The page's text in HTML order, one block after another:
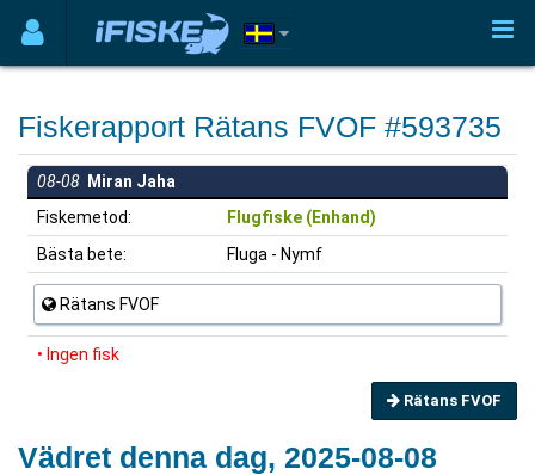
Fiskerapport Rätans FVOF #593735
08-08 Miran Jaha
Fiskemetod:
Flugfiske (Enhand)
Bästa bete:
Fluga - Nymf
Rätans FVOF
• Ingen fisk
Rätans FVOF
Vädret denna dag, 2025-08-08